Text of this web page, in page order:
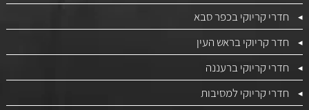
חדרי קריוקי בכפר סבא
חדר קריוקי בראש העין
חדרי קריוקי ברעננה
חדרי קריוקי למסיבות